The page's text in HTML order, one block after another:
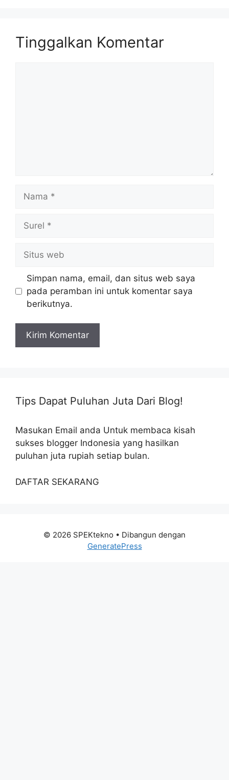
Tinggalkan Komentar
web
Simpan nama, email, dan situs web saya
pada peramban ini untuk komentar saya
berikutnya.
Tips Dapat Puluhan Juta Dari Blog!
Masukan Email anda Untuk membaca kisah
sukses blogger Indonesia yang hasilkan
puluhan juta rupiah setiap bulan.
DAFTAR SEKARANG
© 2026 SPEKtekno • Dibangun dengan
GeneratePress